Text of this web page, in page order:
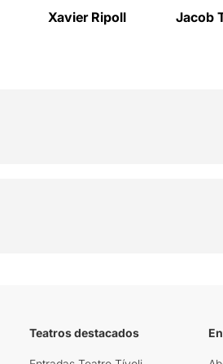
Xavier Ripoll Jacob
Teatros destacados